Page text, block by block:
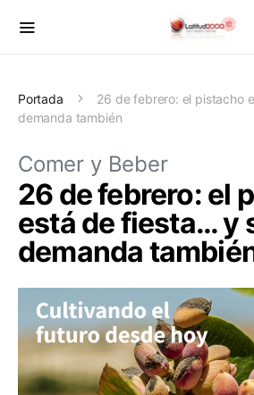
Portada
26 de febrero: el pistacho
demanda también
Comer y Beber
26 de febrero: el
está de fiesta… y
demanda